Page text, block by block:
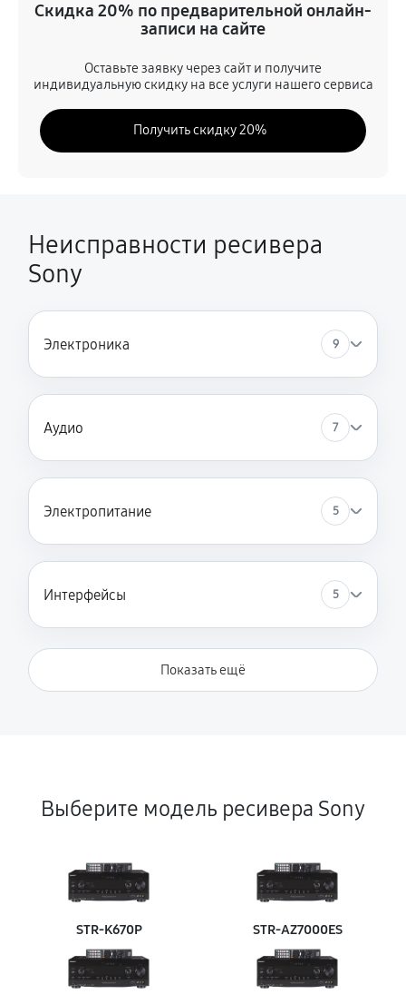
Скидка 20% по предварительной онлайн-
записи на сайте
Оставьте заявку через сайт и получите
индивидуальную скидку на все услуги нашего сервиса
Получить скидку 20%
Неисправности ресивера
Sony
Электроника 9
Аудио 7
Электропитание 5
Интерфейсы 5
Показать ещё
Выберите модель ресивера Sony
STR‑K670P STR‑AZ7000ES